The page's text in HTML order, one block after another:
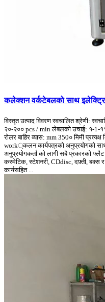
कलेक्शन वर्कटेबलको साथ
विस्तृत उत्पाद विवरण स्वचालित श्रेणी:
२०-२०० pcs / min लेबलको उचाई: १-1-
रोलर बाहिर व्यास: mm 350० मिमी
work्कलन कार्यपत्रको अनुप्रयोगको साथ
अनुप्रयोगकर्ता को लागी सबै प्रकारको
कस्मेटिक, स्टेशनरी, CDdisc, दफ़्ती, बक्स
कार्यसहित ...